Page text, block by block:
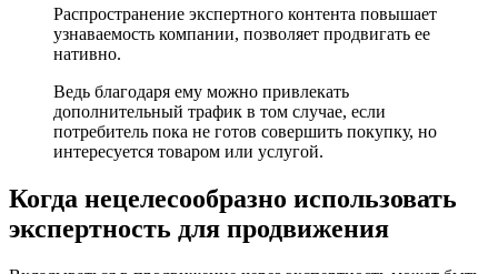
Распространение экспертного контента повышает
узнаваемость компании, позволяет продвигать ее
нативно.
Ведь благодаря ему можно привлекать
дополнительный трафик в том случае, если
потребитель пока не готов совершить покупку, но
интересуется товаром или услугой.
Когда нецелесообразно использовать
экспертность для продвижения